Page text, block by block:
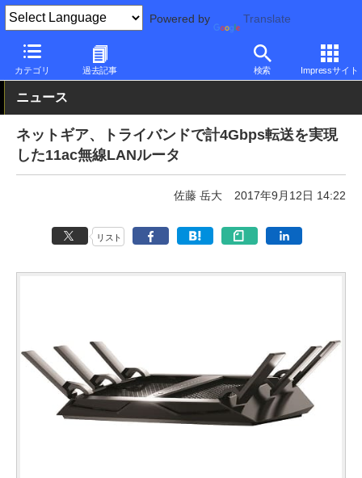
Powered by Translate
カテゴリ 過去記事 検索 Impressサイト
PC Watch 半導体/周辺機器 NETGEAR
ニュース
ネットギア、トライバンドで計4Gbps転送を実現
した11ac無線LANルータ
佐藤 岳大 2017年9月12日 14:22
リスト